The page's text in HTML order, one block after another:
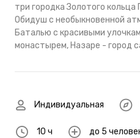
три городка Золотого
Обидуш с необыкновенной
Баталью с красивыми
монастырем, Назаре - город
Индивидуальная
10 ч до 5